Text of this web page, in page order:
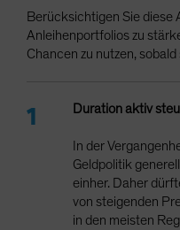
Berücksichtigen Sie diese
Anleihenportfolios zu
Chancen zu nutzen,
Duration aktiv
In der
Geldpolitik
einher. Daher
von steigenden
in den meisten